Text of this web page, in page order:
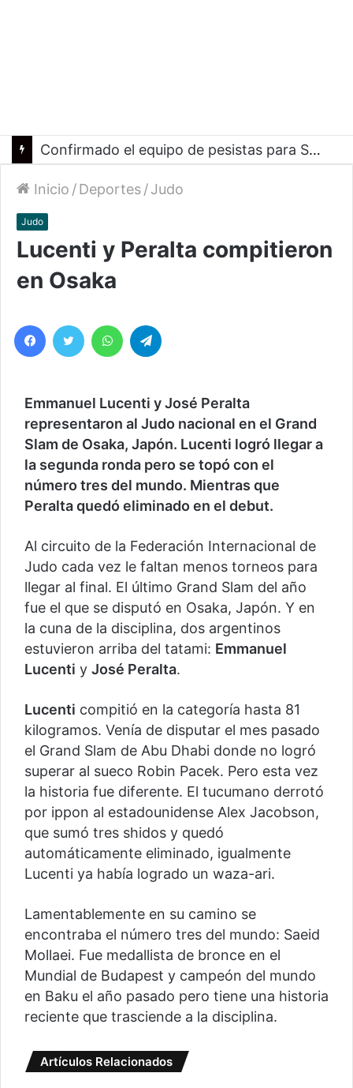
Confirmado el equipo de pesistas para Santa Fe 2026
Inicio /Deportes/Judo
Judo
Lucenti y Peralta compitieron
en Osaka
Facebook
Twitter WhatsApp
Emmanuel Lucenti y José Peralta
representaron al Judo nacional en el Grand
Slam de Osaka, Japón. Lucenti logró llegar a
la segunda ronda pero se topó con el
número tres del mundo. Mientras que
Peralta quedó eliminado en el debut.
Al circuito de la Federación Internacional de
Judo cada vez le faltan menos torneos para
llegar al final. El último Grand Slam del año
fue el que se disputó en Osaka, Japón. Y en
la cuna de la disciplina, dos argentinos
estuvieron arriba del tatami: Emmanuel
Lucenti y José Peralta.
Lucenti compitió en la categoría hasta 81
kilogramos. Venía de disputar el mes pasado
el Grand Slam de Abu Dhabi donde no logró
superar al sueco Robin Pacek. Pero esta vez
la historia fue diferente. El tucumano derrotó
por ippon al estadounidense Alex Jacobson,
que sumó tres shidos y quedó
automáticamente eliminado, igualmente
Lucenti ya había logrado un waza-ari.
Lamentablemente en su camino se
encontraba el número tres del mundo: Saeid
Mollaei. Fue medallista de bronce en el
Mundial de Budapest y campeón del mundo
en Baku el año pasado pero tiene una historia
reciente que trasciende a la disciplina.
Artículos Relacionados